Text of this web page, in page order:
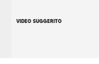
VIDEO SUGGERITO